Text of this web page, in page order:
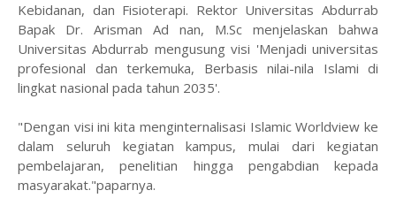
Kebidanan, dan Fisioterapi. Rektor Universitas Abdurrab
Bapak Dr. Arisman Ad nan, M.Sc menjelaskan bahwa
Universitas Abdurrab mengusung visi 'Menjadi universitas
profesional dan terkemuka, Berbasis nilai-nila Islami di
lingkat nasional pada tahun 2035'.
"Dengan visi ini kita menginternalisasi Islamic Worldview ke
dalam seluruh kegiatan kampus, mulai dari kegiatan
pembelajaran, penelitian hingga pengabdian kepada
masyarakat."paparnya.